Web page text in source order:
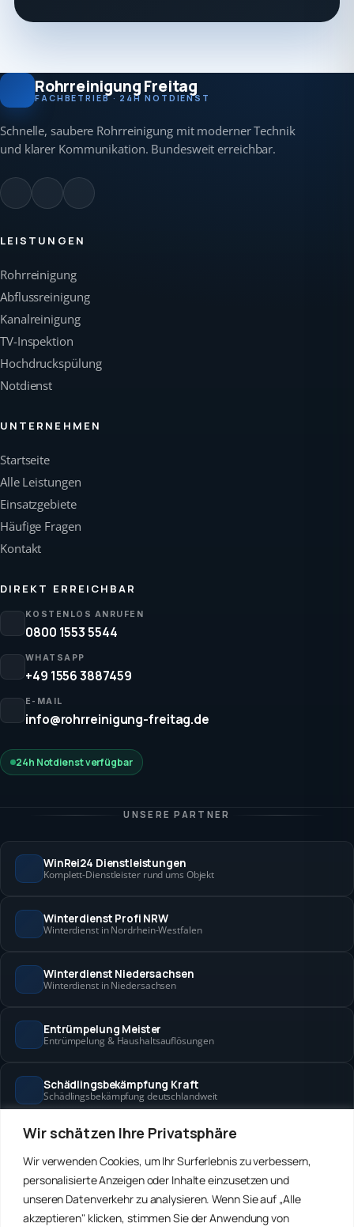
Wir schätzen Ihre Privatsphäre
Wir verwenden Cookies, um Ihr Surferlebnis zu verbessern,
personalisierte Anzeigen oder Inhalte einzusetzen und
unseren Datenverkehr zu analysieren. Wenn Sie auf „Alle
akzeptieren" klicken, stimmen Sie der Anwendung von
Rohrreinigung Freitag
FACHBETRIEB · 24H NOTDIENST
Schnelle, saubere Rohrreinigung mit moderner Technik
und klarer Kommunikation. Bundesweit erreichbar.
LEISTUNGEN
Rohrreinigung
Abflussreinigung
Kanalreinigung
TV-Inspektion
Hochdruckspülung
Notdienst
UNTERNEHMEN
Startseite
Alle Leistungen
Einsatzgebiete
Häufige Fragen
Kontakt
DIREKT ERREICHBAR
KOSTENLOS ANRUFEN
0800 1553 5544
WHATSAPP
+49 1556 3887459
E-MAIL
info@rohrreinigung-freitag.de
24h Notdienst verfügbar
UNSERE PARTNER
WinRei24 Dienstleistungen
Komplett-Dienstleister rund ums Objekt
Winterdienst Profi NRW
Winterdienst in Nordrhein-Westfalen
Winterdienst Niedersachsen
Winterdienst in Niedersachsen
Entrümpelung Meister
Entrümpelung & Haushaltsauflösungen
Schädlingsbekämpfung Kraft
Schädlingsbekämpfung deutschlandweit
Hanse Objektservice
Winterdienst Hansa
Winterdienst in Bremen & Hamburg